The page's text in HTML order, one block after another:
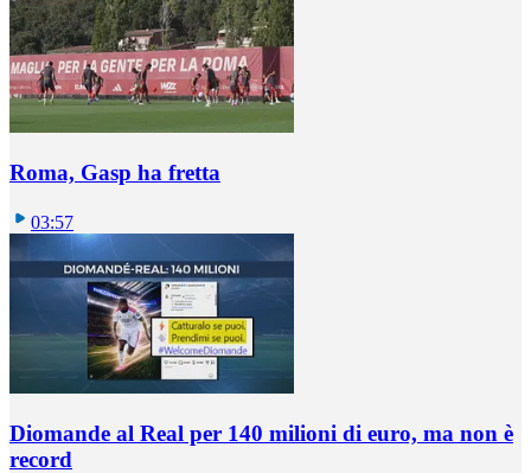
Roma, Gasp ha fretta
03:57
Diomande al Real per 140 milioni di euro, ma non è
record